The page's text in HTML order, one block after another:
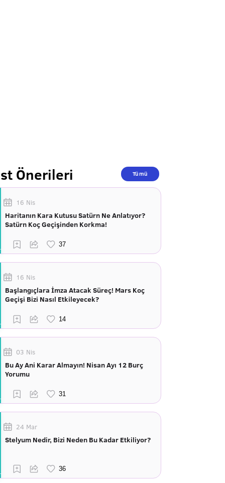
Önerileri Tümü
16 Nis
Haritanın Kara Kutusu Satürn Ne Anlatıyor?
Satürn Koç Geçişinden Korkma!
16 Nis
Başlangıçlara İmza Atacak Süreç! Mars Koç
Geçişi Bizi Nasıl Etkileyecek?
03 Nis
Bu Ay Ani Karar Almayın! Nisan Ayı 12 Burç
Yorumu
24 Mar
Stelyum Nedir, Bizi Neden Bu Kadar Etkiliyor?